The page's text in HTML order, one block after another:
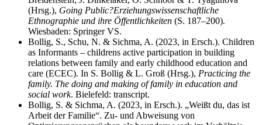
(Hrsg.), Going Public?Erziehungswissenschaftliche
Ethnographie und ihre Öffentlichkeiten (S. 187–200).
Wiesbaden: Springer VS.
Bollig, S., Schu, N. & Sichma, A. (2023, in Ersch.). Children
as Informants – childrens active participation in building
relations between family and early childhood education and
care (ECEC). In S. Bollig & L. Groß (Hrsg.), Practicing the
family. The doing and making of family in education and
social work. Bielefeld: transcript.
Bollig, S. & Sichma, A. (2023, in Ersch.). „Weißt du, das ist
Arbeit der Familie“. Zu- und Abweisung von